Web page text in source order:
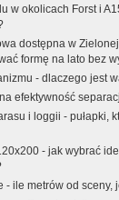
w okolicach Forst i
dostępna w
formę na lato bez
- dlaczego jest
efektywność
i loggii - pułapki,
- jak wybrać
- ile metrów od sceny,